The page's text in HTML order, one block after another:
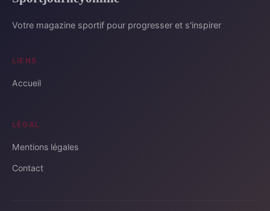
Votre magazine sportif pour progresser et s'inspirer
LIENS
Accueil
LÉGAL
Mentions légales
Contact